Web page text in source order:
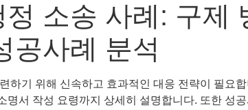
소송 사례: 구제
공사례 분석
하기 위해 신속하고 효과적인 대응 전략이 필요
서 작성 요령까지 상세히 설명합니다. 또한 성